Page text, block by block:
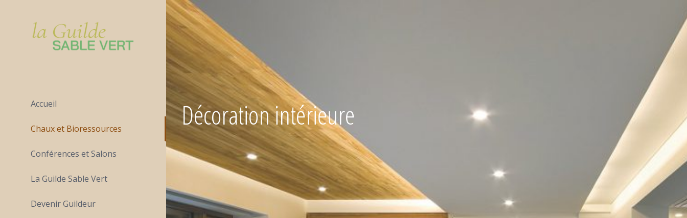
Accueil
Chaux et Bioressources
Conférences et Salons
La Guilde Sable Vert
Devenir Guildeur
Décoration intérieure